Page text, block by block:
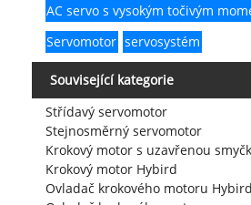
AC servo s vysokým točivým
Servomotor servosystém
Související kategorie
Střídavý servomotor
Stejnosměrný servomotor
Krokový motor s uzavřenou
Krokový motor Hybird
Ovladač krokového motoru Hybird